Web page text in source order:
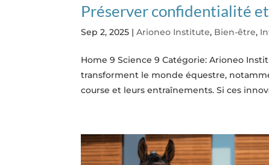
Préserver confidentialité
Sep 2, 2025 |Arioneo Institute, Bien-être,
Home 9 Science 9 Catégorie: Arioneo
transforment le monde équestre,
course et leurs entraînements. Si ces